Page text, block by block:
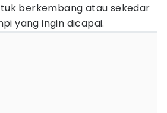
berkembang atau sekedar
yang ingin dicapai.